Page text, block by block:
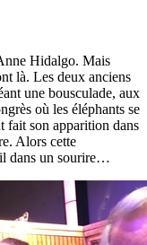
Hidalgo. Mais
là. Les deux anciens
une bousculade, aux
où les éléphants se
fait son apparition dans
Alors cette
il dans un sourire…